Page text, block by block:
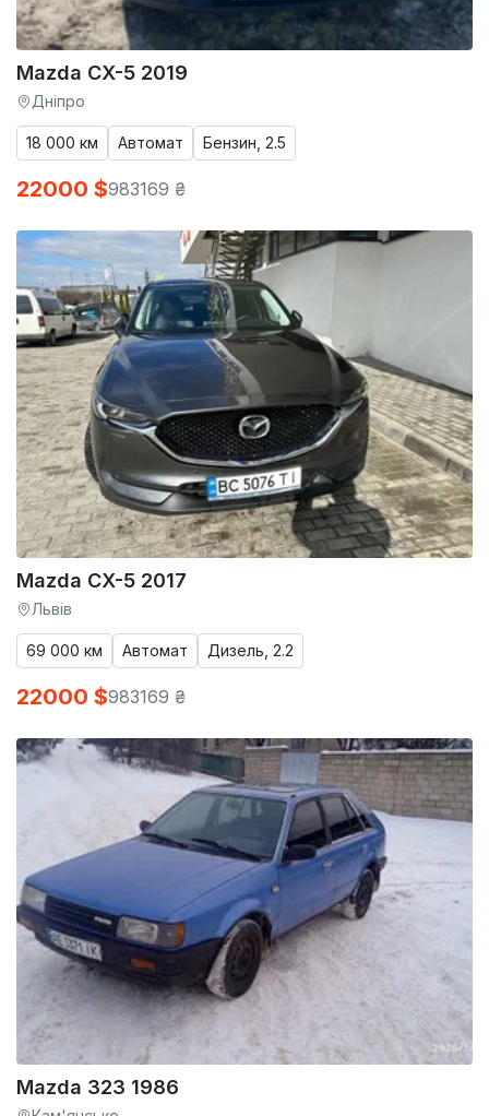
Mazda CX-5 2019
Дніпро
18 000 км Автомат Бензин, 2.5
22000 $983169 ₴
Mazda CX-5 2017
Львів
69 000 км Автомат Дизель, 2.2
22000 $983169 ₴
Mazda 323 1986